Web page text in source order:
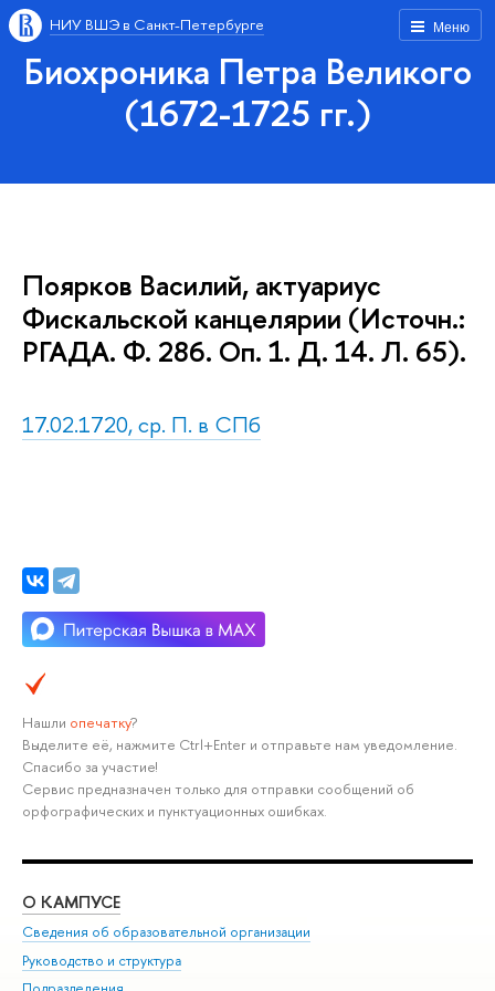
Меню
НИУ ВШЭ в Санкт-Петербурге
Биохроника Петра Великого
(1672-1725 гг.)
Поярков Василий, актуариус
Фискальской канцелярии (Источн.:
РГАДА. Ф. 286. Оп. 1. Д. 14. Л. 65).
17.02.1720, ср. П. в СПб
Нашли опечатку?
Выделите её, нажмите Ctrl+Enter и отправьте нам уведомление.
Спасибо за участие!
Сервис предназначен только для отправки сообщений об
орфографических и пунктуационных ошибках.
О КАМПУСЕ
Сведения об образовательной организации
Руководство и структура